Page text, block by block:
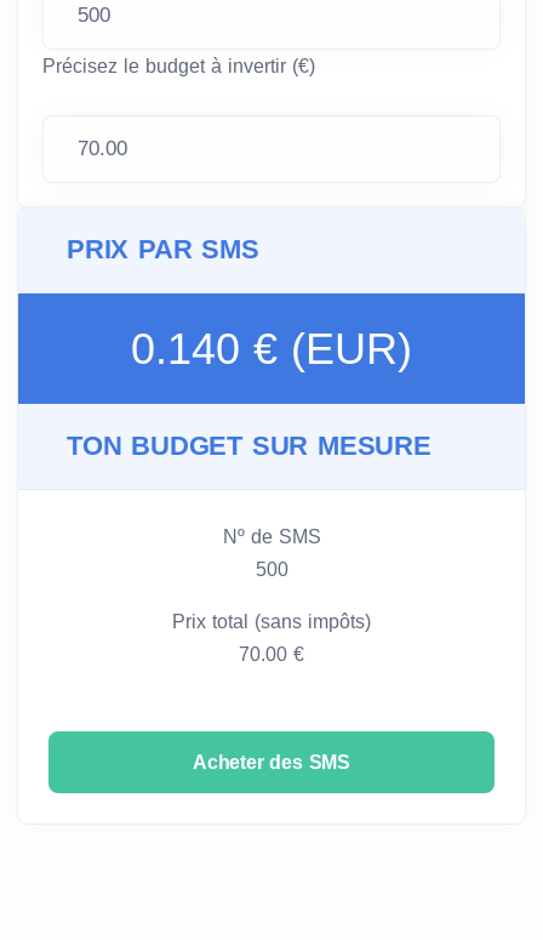
Précisez le budget à invertir (€)
PRIX PAR SMS
0.140 € (EUR)
TON BUDGET SUR MESURE
Nº de SMS
500
Prix total (sans impôts)
70.00 €
Acheter des SMS